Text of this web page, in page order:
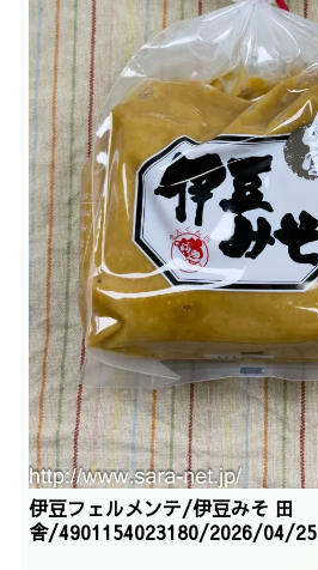
伊豆フェルメンテ/伊豆みそ 田
舎/4901154023180/2026/04/25